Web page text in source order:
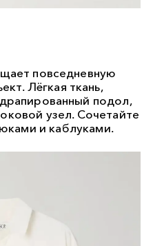
повседневную
Лёгкая ткань,
подол,
узел. Сочетайте
и каблуками.